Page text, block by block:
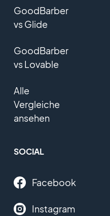
GoodBarber
vs Glide
GoodBarber
vs Lovable
Alle
Vergleiche
ansehen
SOCIAL
Facebook
Instagram